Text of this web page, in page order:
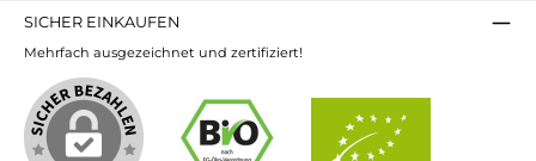
SICHER EINKAUFEN
Mehrfach ausgezeichnet und zertifiziert!